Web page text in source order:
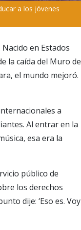
a los jóvenes
en Estados
la caída del Muro de
el mundo mejoró.
a
Al entrar en la
esa era la
público de
los derechos
dije: ‘Eso es. Voy